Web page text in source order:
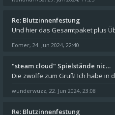
Re: Blutzinnenfestung
Eomer, 24. Jun 2024, 22:40
"steam cloud" Spielstände nic…
wunderwuzz, 22. Jun 2024, 23:08
Re: Blutzinnenfestung